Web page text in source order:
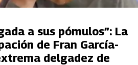
a sus pómulos”: La
de Fran García-
delgadez de